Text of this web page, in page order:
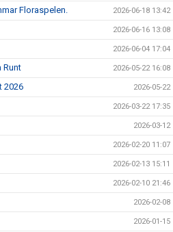
Floraspelen. 2026-06-18 13:42
2026-06-16 13:08
2026-06-04 17:04
Runt 2026-05-22 16:08
2026 2026-05-22
2026-03-22 17:35
2026-03-12
2026-02-20 11:07
2026-02-13 15:11
2026-02-10 21:46
2026-02-08
2026-01-15